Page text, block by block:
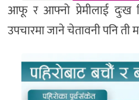
आफू र आफ्नो प्रेमीलाई दुःख
उपचारमा जाने चेतावनी पनि ती